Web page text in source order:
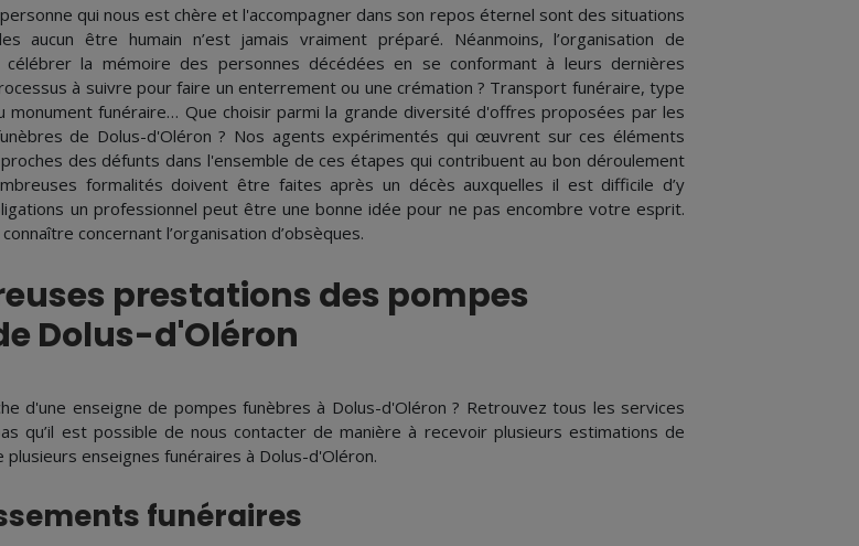
qui nous est chère et l'accompagner dans son repos éternel sont des situations
aucun être humain n’est jamais vraiment préparé. Néanmoins, l’organisation de
la mémoire des personnes décédées en se conformant à leurs dernières
à suivre pour faire un enterrement ou une crémation ? Transport funéraire, type
monument funéraire… Que choisir parmi la grande diversité d'offres proposées par les
de Dolus-d'Oléron ? Nos agents expérimentés qui œuvrent sur ces éléments
des défunts dans l'ensemble de ces étapes qui contribuent au bon déroulement
formalités doivent être faites après un décès auxquelles il est difficile d’y
un professionnel peut être une bonne idée pour ne pas encombre votre esprit.
concernant l’organisation d’obsèques.
prestations des pompes
Dolus-d'Oléron
d'une enseigne de pompes funèbres à Dolus-d'Oléron ? Retrouvez tous les services
qu’il est possible de nous contacter de manière à recevoir plusieurs estimations de
enseignes funéraires à Dolus-d'Oléron.
funéraires